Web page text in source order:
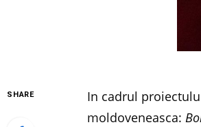
SHARE In cadrul
moldoveneasca: